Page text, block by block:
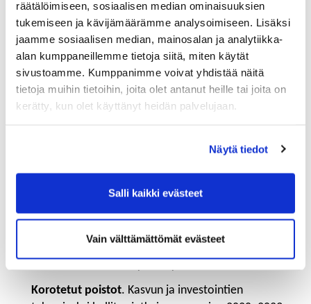
räätälöimiseen, sosiaalisen median ominaisuuksien
tukemiseen ja kävijämäärämme analysoimiseen. Lisäksi
jaamme sosiaalisen median, mainosalan ja analytiikka-
alan kumppaneillemme tietoja siitä, miten käytät
sivustoamme. Kumppanimme voivat yhdistää näitä
tietoja muihin tietoihin, joita olet antanut heille tai joita on
kerätty, kun olet käyttänyt heidän palvelujaan.
Näytä tiedot
Salli kaikki evästeet
Vain välttämättömät evästeet
sisällytettiin maatalouden energiaveron
palautukseen, jolloin sähkövero aleni teollisuuden
sähköveroluokkaan.
TKI-lisävähennyksen voimassaoloajan ja määrän
muutos. Tutkimus- ja kehittämistoiminnan
lisävähennyksestä säädettyä lakia tutkimus- ja
2021–2025 muutettiin pidentämällä lain
voi tehdä vuosina 2022–2027 verotuksessa 150
prosentin lisävähennyksen sellaisista tutkimus- ja
Korotetut poistot. Kasvun ja investointien